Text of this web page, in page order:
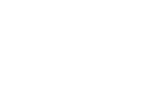
juurensa ilmauksista
sekä takaisinmaksuajan
summalla sekä
lainaa ottavan ja tarjoavan
joko korkotuottoina tai